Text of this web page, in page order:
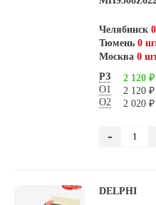
Челябинск
Тюмень 0
Москва 0
РЗ
2 120 ₽
О1
2 120 ₽
О2
2 020 ₽
-
DELPHI